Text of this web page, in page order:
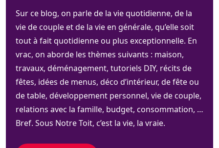
Sur ce blog, on parle de la vie quotidienne, de la
vie de couple et de la vie en générale, qu’elle soit
tout à fait quotidienne ou plus exceptionnelle. En
vrac, on aborde les thèmes suivants : maison,
travaux, déménagement, tutoriels DIY, récits de
fêtes, idées de menus, déco d’intérieur, de fête ou
de table, développement personnel, vie de couple,
relations avec la famille, budget, consommation, …
Bref. Sous Notre Toit, c’est la vie, la vraie.